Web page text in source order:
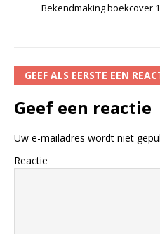
Bekendmaking boekcover
GEEF ALS EERSTE EEN
Geef een reactie
Uw e-mailadres wordt niet
Reactie